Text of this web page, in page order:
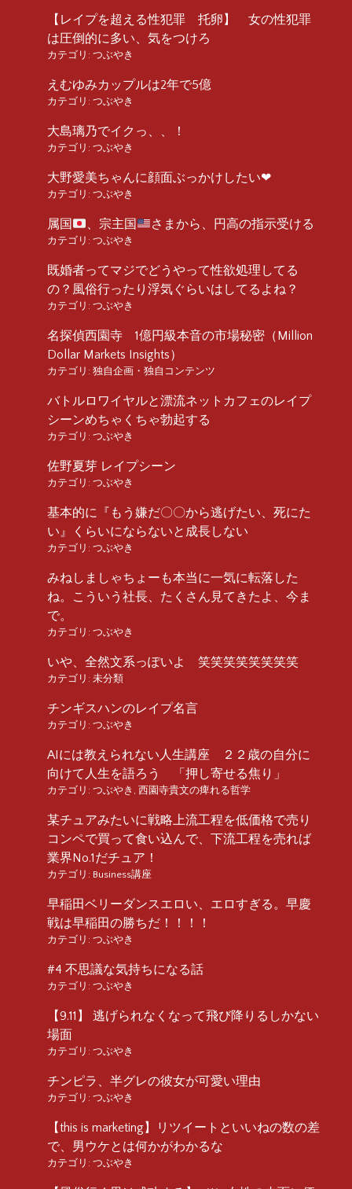
【レイプを超える性犯罪 托卵】 女の性犯罪
は圧倒的に多い、気をつけろ
カテゴリ: つぶやき
えむゆみカップルは2年で5億
カテゴリ: つぶやき
大島璃乃でイクっ、、！
カテゴリ: つぶやき
大野愛美ちゃんに顔面ぶっかけしたい❤︎
カテゴリ: つぶやき
属国 、宗主国 さまから、円高の指示受ける
カテゴリ: つぶやき
既婚者ってマジでどうやって性欲処理してる
の？風俗行ったり浮気ぐらいはしてるよね？
カテゴリ: つぶやき
名探偵西園寺 1億円級本音の市場秘密（Million
Dollar Markets Insights）
カテゴリ: 独自企画・独自コンテンツ
バトルロワイヤルと漂流ネットカフェのレイプ
シーンめちゃくちゃ勃起する
カテゴリ: つぶやき
佐野夏芽 レイプシーン
カテゴリ: つぶやき
基本的に『もう嫌だ〇〇から逃げたい、死にた
い』くらいにならないと成長しない
カテゴリ: つぶやき
みねしましゃちょーも本当に一気に転落した
ね。こういう社長、たくさん見てきたよ、今ま
で。
カテゴリ: つぶやき
いや、全然文系っぽいよ 笑笑笑笑笑笑笑笑
カテゴリ: 未分類
チンギスハンのレイプ名言
カテゴリ: つぶやき
AIには教えられない人生講座 ２２歳の自分に
向けて人生を語ろう 「押し寄せる焦り」
カテゴリ: つぶやき , 西園寺貴文の痺れる哲学
某チュアみたいに戦略上流工程を低価格で売り
コンペで買って食い込んで、下流工程を売れば
業界No.1だチュア！
カテゴリ: Business講座
早稲田ベリーダンスエロい、エロすぎる。早慶
戦は早稲田の勝ちだ！！！！
カテゴリ: つぶやき
#4 不思議な気持ちになる話
カテゴリ: つぶやき
【9.11】 逃げられなくなって飛び降りるしかない
場面
カテゴリ: つぶやき
チンピラ、半グレの彼女が可愛い理由
カテゴリ: つぶやき
【this is marketing】リツイートといいねの数の差
で、男ウケとは何かがわかるな
カテゴリ: つぶやき